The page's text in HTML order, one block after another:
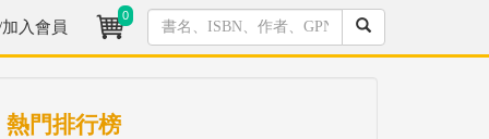
入會員
0
熱門排行榜